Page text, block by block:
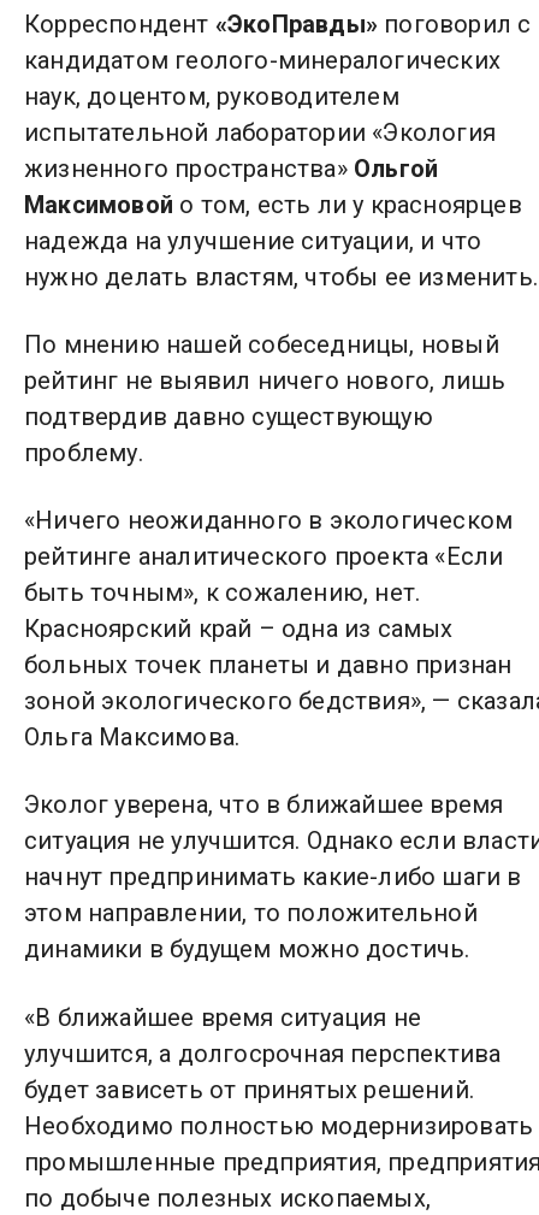
Корреспондент «ЭкоПравды» поговорил с
кандидатом геолого-минералогических
наук, доцентом, руководителем
испытательной лаборатории «Экология
жизненного пространства» Ольгой
Максимовой о том, есть ли у красноярцев
надежда на улучшение ситуации, и что
нужно делать властям, чтобы ее изменить.
По мнению нашей собеседницы, новый
рейтинг не выявил ничего нового, лишь
подтвердив давно существующую
проблему.
«Ничего неожиданного в экологическом
рейтинге аналитического проекта «Если
быть точным», к сожалению, нет.
Красноярский край – одна из самых
больных точек планеты и давно признан
зоной экологического бедствия», —
Ольга Максимова.
Эколог уверена, что в ближайшее время
ситуация не улучшится. Однако если
начнут предпринимать какие-либо шаги в
этом направлении, то положительной
динамики в будущем можно достичь.
«В ближайшее время ситуация не
улучшится, а долгосрочная перспектива
будет зависеть от принятых решений.
Необходимо полностью модернизировать
промышленные предприятия,
по добыче полезных ископаемых,